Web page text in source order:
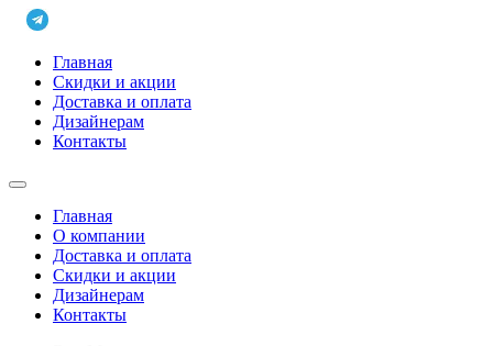
Главная
Скидки и акции
Доставка и оплата
Дизайнерам
Контакты
Главная
О компании
Доставка и оплата
Скидки и акции
Дизайнерам
Контакты